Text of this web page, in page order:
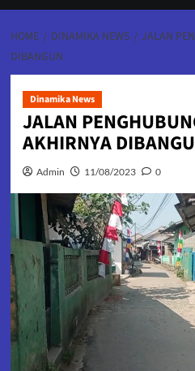
HOME DINAMIKA NEWS
JALAN
DIBANGUN
Dinamika News
JALAN
AKHIRNYA
Admin 11/08/2023 0